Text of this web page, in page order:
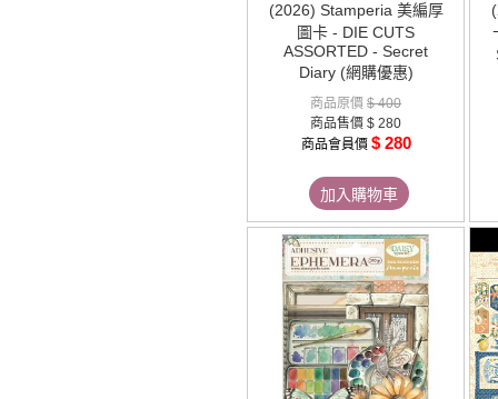
(2026) Stamperia 美編厚
圖卡 - DIE CUTS
ASSORTED - Secret
Diary (網購優惠)
商品原價 $ 400
商品售價 $ 280
商品會員價 $ 280
加入購物車